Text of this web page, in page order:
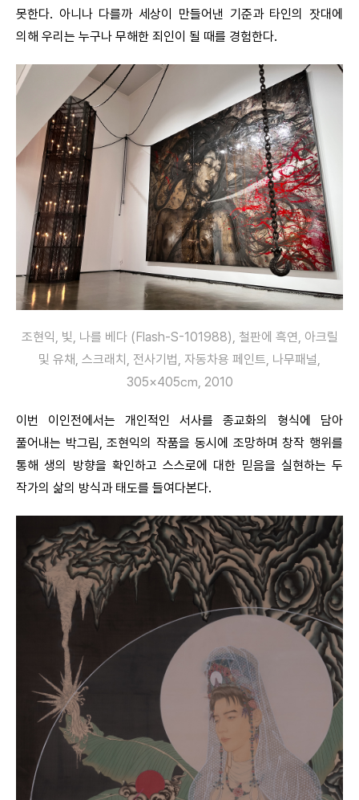
못한다. 아니나 다를까 세상이 만들어낸 기준과 타인의 잣대에
의해 우리는 누구나 무해한 죄인이 될 때를 경험한다.
조현익, 빛, 나를 베다 (Flash-S-101988), 철판에 흑연, 아크릴
및 유채, 스크래치, 전사기법, 자동차용 페인트, 나무패널,
305×405㎝, 2010
이번 이인전에서는 개인적인 서사를 종교화의 형식에 담아
풀어내는 박그림, 조현익의 작품을 동시에 조망하며 창작 행위를
통해 생의 방향을 확인하고 스스로에 대한 믿음을 실현하는 두
작가의 삶의 방식과 태도를 들여다본다.